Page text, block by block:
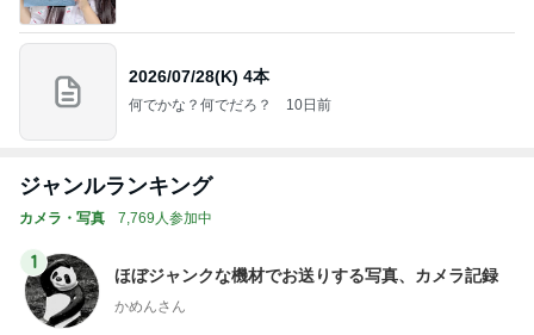
2026/07/28(K) 4本
何でかな？何でだろ？ 10日前
ジャンルランキング
カメラ・写真 7,769人参加中
1
ほぼジャンクな機材でお送りする写真、カメラ記録
かめんさん